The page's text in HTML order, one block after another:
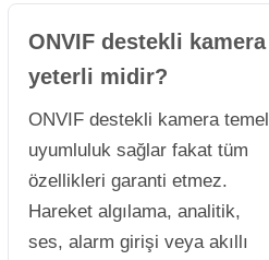
ONVIF destekli kamera
yeterli midir?
ONVIF destekli kamera temel
uyumluluk sağlar fakat tüm
özellikleri garanti etmez.
Hareket algılama, analitik,
ses, alarm girişi veya akıllı